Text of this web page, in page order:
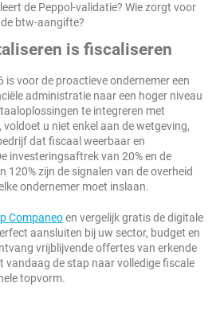
de Peppol-validatie? Wie zorgt voor
btw-aangifte?
is fiscaliseren
is voor de proactieve ondernemer een
administratie naar een hoger niveau
te integreren met
u niet enkel aan de wetgeving,
dat fiscaal weerbaar en
investeringsaftrek van 20% en de
120% zijn de signalen van de overheid
ondernemer moet inslaan.
Companeoen vergelijk gratis de digitale
aansluiten bij uw sector, budget en
vrijblijvende offertes van erkende
vandaag de stap naar volledige fiscale
topvorm.